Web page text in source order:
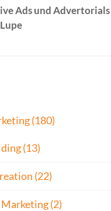
Ads und
(180)
(13)
(22)
(2)